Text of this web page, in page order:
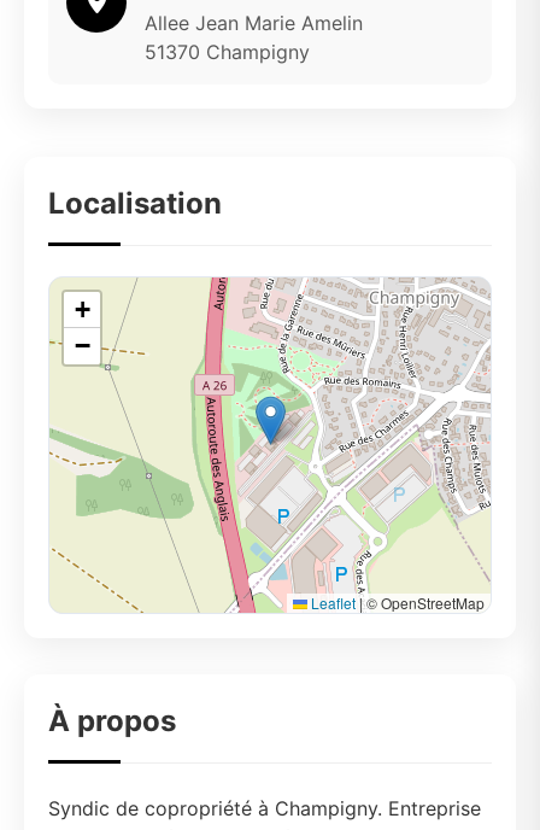
Allee Jean Marie Amelin
51370 Champigny
Localisation
+
−
Leaflet|© OpenStreetMap
À propos
Syndic de copropriété à Champigny. Entreprise